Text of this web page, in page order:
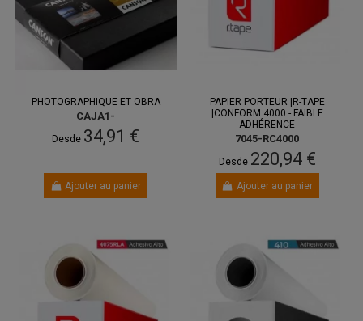
PHOTOGRAPHIQUE ET OBRA
CAJA1-
Desde 34,91 €
Ajouter au panier
PAPIER PORTEUR |R-TAPE
|CONFORM 4000 - FAIBLE
ADHÉRENCE
7045-RC4000
Desde 220,94 €
Ajouter au panier